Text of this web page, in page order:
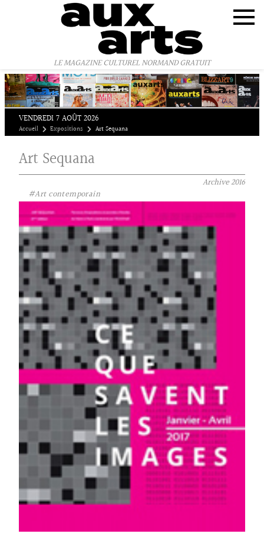
LE MAGAZINE CULTUREL NORMAND GRATUIT
VENDREDI 7 AOÛT 2026
Accueil Expositions Art Sequana
Art Sequana
Archive2016
#Art contemporain
Panneau de gestion des cookies